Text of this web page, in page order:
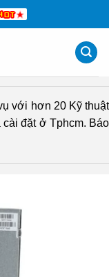
với hơn 20 Kỹ thuật
đặt ở Tphcm. Báo